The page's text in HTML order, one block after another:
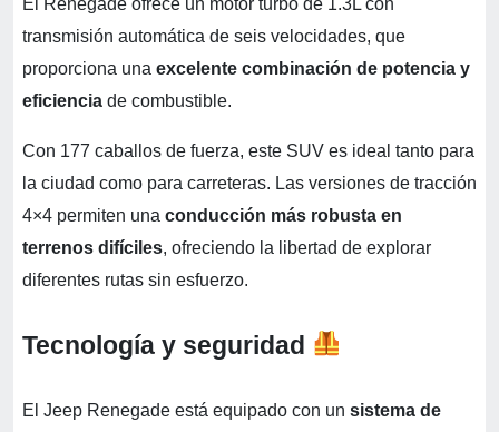
El Renegade ofrece un motor turbo de 1.3L con
transmisión automática de seis velocidades, que
proporciona una excelente combinación de potencia y
eficiencia de combustible.
Con 177 caballos de fuerza, este SUV es ideal tanto para
la ciudad como para carreteras. Las versiones de tracción
4×4 permiten una conducción más robusta en
terrenos difíciles, ofreciendo la libertad de explorar
diferentes rutas sin esfuerzo.
Tecnología y seguridad
El Jeep Renegade está equipado con un sistema de